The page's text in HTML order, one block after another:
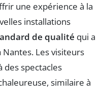
une expérience à la
installations
de qualité qui a
Les visiteurs
des spectacles
similaire à